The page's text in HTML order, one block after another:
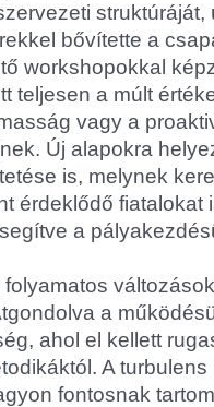
bővítette a
workshopokkal
teljesen a múlt
vagy a
Új alapokra
is, melynek
érdeklődő fiatalokat
a
a
ahol el kellett
A
fontosnak